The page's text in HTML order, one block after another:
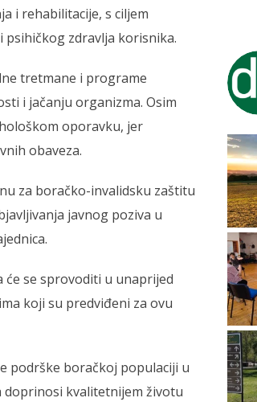
i rehabilitacije, s ciljem
psihičkog zdravlja korisnika.
tretmane i programe
i jačanju organizma. Osim
oporavku, jer
obaveza.
za boračko-invalidsku zaštitu
javnog poziva u
će se sprovoditi u unaprijed
koji su predviđeni za ovu
podrške boračkoj populaciji u
doprinosi kvalitetnijem životu